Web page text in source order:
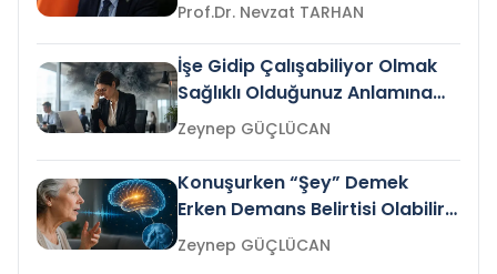
Prof.Dr. Nevzat TARHAN
İşe Gidip Çalışabiliyor Olmak
Sağlıklı Olduğunuz Anlamına
Gelir mi?Zeynep GÜÇLÜCAN
Konuşurken “Şey” Demek
Erken Demans Belirtisi Olabilir
mi?
Zeynep GÜÇLÜCAN